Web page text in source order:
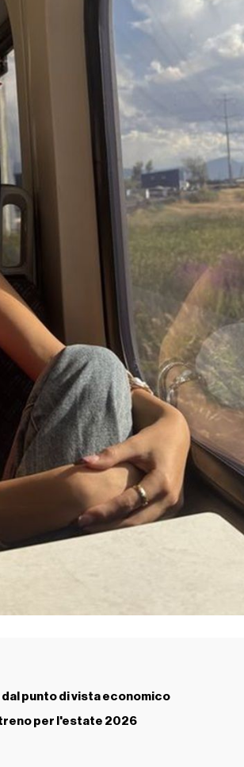
punto di vista economico
treno per l'estate 2026